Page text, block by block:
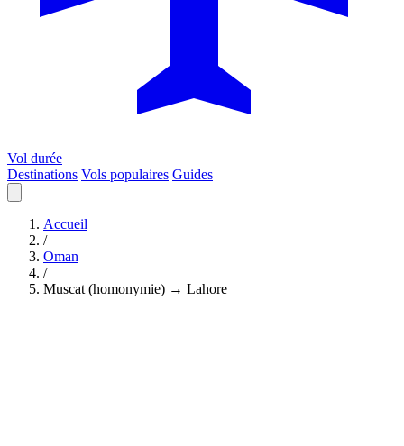
Vol durée
Destinations Vols populaires Guides
Accueil
/
Oman
/
Muscat (homonymie) → Lahore